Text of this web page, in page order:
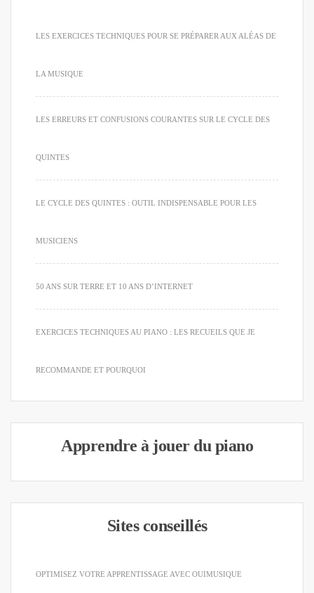
LES EXERCICES TECHNIQUES POUR SE PRÉPARER AUX ALÉAS DE
LA MUSIQUE
LES ERREURS ET CONFUSIONS COURANTES SUR LE CYCLE DES
QUINTES
LE CYCLE DES QUINTES : OUTIL INDISPENSABLE POUR LES
MUSICIENS
50 ANS SUR TERRE ET 10 ANS D’INTERNET
EXERCICES TECHNIQUES AU PIANO : LES RECUEILS QUE JE
RECOMMANDE ET POURQUOI
Apprendre à jouer du piano
Sites conseillés
OPTIMISEZ VOTRE APPRENTISSAGE AVEC OUIMUSIQUE